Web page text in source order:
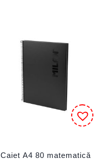
Caiet A4 80 matematică